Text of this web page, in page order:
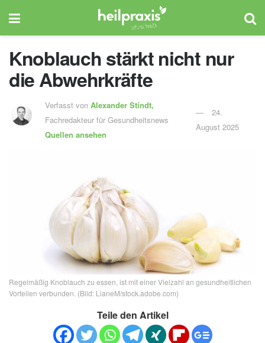
Knoblauch stärkt nicht nur
die Abwehrkräfte
Verfasst von Alexander Stindt,
Fachredakteur für Gesundheitsnews
Quellen ansehen
24.
August 2025
Regelmäßig Knoblauch zu essen, ist mit einer Vielzahl an gesundheitlichen
Vorteilen verbunden. (Bild: LianeM/stock.adobe.com)
Teile den Artikel